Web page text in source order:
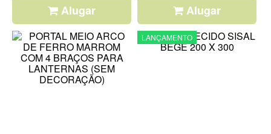
Alugar Alugar
LANÇAMENTO